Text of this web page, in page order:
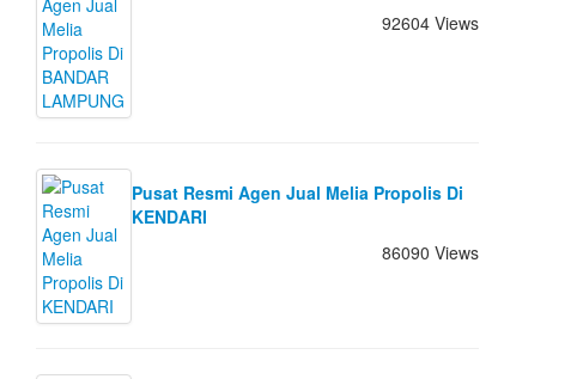
92604 Views
Pusat Resmi Agen Jual Melia Propolis Di
KENDARI
86090 Views